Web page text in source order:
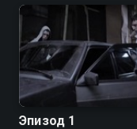
Эпизод 1